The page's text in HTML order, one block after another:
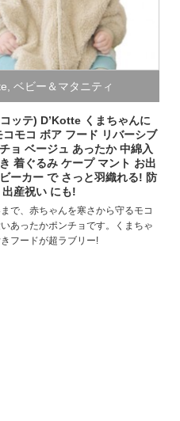
ベビー＆マタニティ
ッテ) D’Kotte くまちゃんに
モコ ボア フード リバーシブ
ョ ベージュ あったか 中綿入
着ぐるみ ケープ マント お出
ーカー で さっと羽織れる! 防
産祝い にも!
で、赤ちゃんを寒さから守るモコ
あったかポンチョです。くまちゃ
フードが超ラブリー!